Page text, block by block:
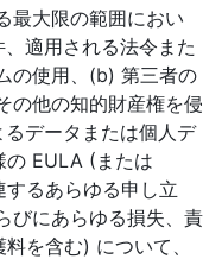
最大限の範囲におい
適用される法令また
の使用、(b) 第三者の
の他の知的財産権を侵
データまたは個人デ
の EULA (または
るあらゆる申し立
びにあらゆる損失、責
を含む) について、